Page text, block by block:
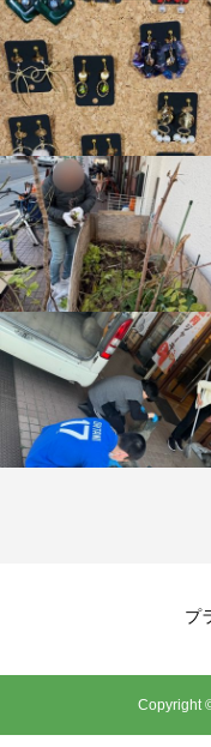
プ
Copyright